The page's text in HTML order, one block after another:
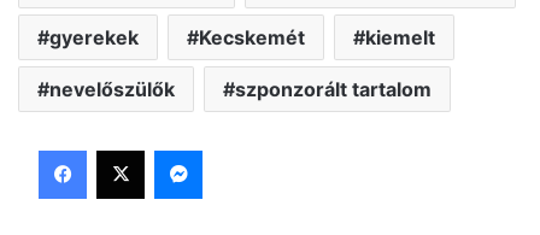
gyerekek Kecskemét kiemelt
nevelőszülők szponzorált tartalom
Facebook
X Messenger